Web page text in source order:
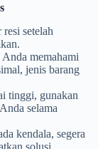
setelah
Anda memahami
jenis barang
tinggi, gunakan
selama
kendala, segera
solusi.